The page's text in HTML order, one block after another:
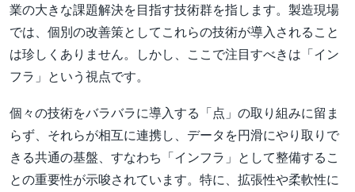
業の大きな課題解決を目指す技術群を指します。製造現場
では、個別の改善策としてこれらの技術が導入されること
は珍しくありません。しかし、ここで注目すべきは「イン
フラ」という視点です。
個々の技術をバラバラに導入する「点」の取り組みに留ま
らず、それらが相互に連携し、データを円滑にやり取りで
きる共通の基盤、すなわち「インフラ」として整備するこ
との重要性が示唆されています。特に、拡張性や柔軟性に